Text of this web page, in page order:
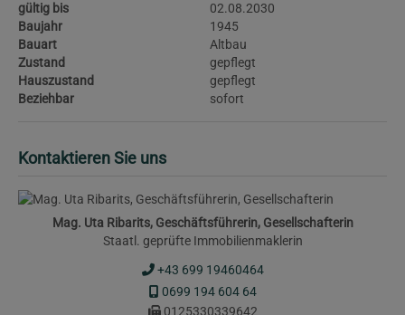
gültig bis
02.08.2030
Baujahr
1945
Bauart
Altbau
Zustand
gepflegt
Hauszustand
gepflegt
Beziehbar
sofort
Kontaktieren Sie uns
Mag. Uta Ribarits, Geschäftsführerin, Gesellschafterin
Staatl. geprüfte Immobilienmaklerin
+43 699 19460464
0699 194 604 64
0125330339642